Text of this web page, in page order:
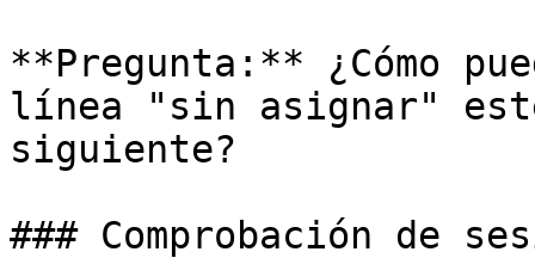
**Pregunta:** ¿Cómo
línea "sin asignar"
siguiente?
### Comprobación de